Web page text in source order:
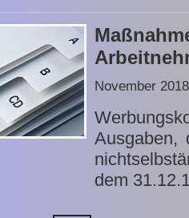
November 2018
Ausgaben,
dem